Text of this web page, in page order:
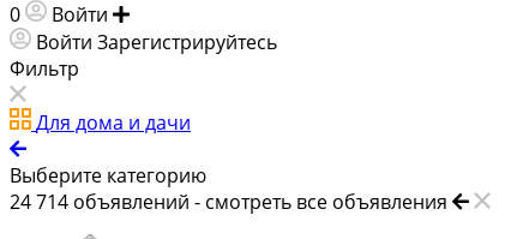
0 Войти
Войти Зарегистрируйтесь
Фильтр
Для дома и дачи
Выберите категорию
24 714 объявлений - смотреть все объявления